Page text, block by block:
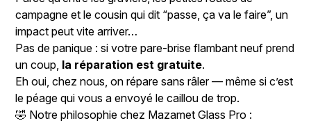
campagne et le cousin qui dit “passe, ça va le faire”, un
impact peut vite arriver…
Pas de panique : si votre pare-brise flambant neuf prend
un coup, la réparation est gratuite.
Eh oui, chez nous, on répare sans râler — même si c’est
le péage qui vous a envoyé le caillou de trop.
🤣 Notre philosophie chez Mazamet Glass Pro :